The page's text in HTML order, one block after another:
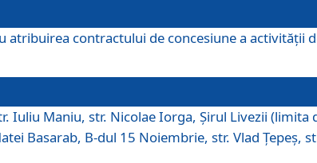
atribuirea contractului de concesiune a
Iuliu Maniu, str. Nicolae Iorga, Şirul Livezii
Basarab, B-dul 15 Noiembrie, str. Vlad Ţepeş,